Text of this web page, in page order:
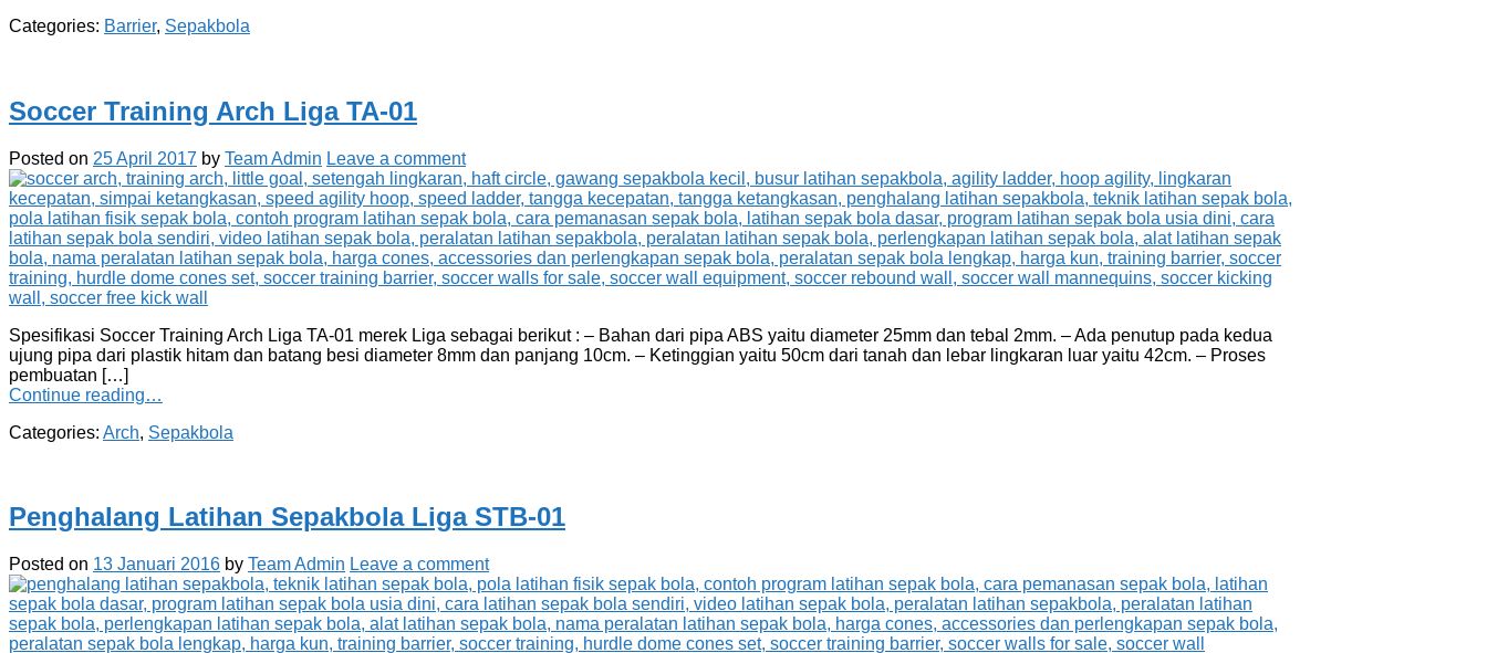
Categories: Barrier, Sepakbola
Soccer Training Arch Liga TA-01
Posted on 25 April 2017 by Team Admin Leave a comment
Spesifikasi Soccer Training Arch Liga TA-01 merek Liga sebagai berikut : – Bahan dari pipa ABS yaitu diameter 25mm dan tebal 2mm. – Ada penutup pada kedua
ujung pipa dari plastik hitam dan batang besi diameter 8mm dan panjang 10cm. – Ketinggian yaitu 50cm dari tanah dan lebar lingkaran luar yaitu 42cm. – Proses
pembuatan […]
Continue reading…
Categories: Arch, Sepakbola
Penghalang Latihan Sepakbola Liga STB-01
Posted on 13 Januari 2016 by Team Admin Leave a comment